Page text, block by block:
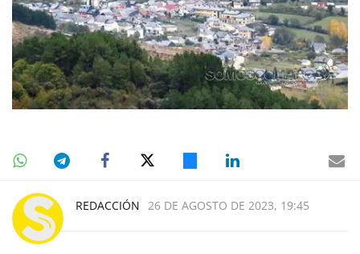
REDACCIÓN 26 DE AGOSTO DE 2023, 19:45